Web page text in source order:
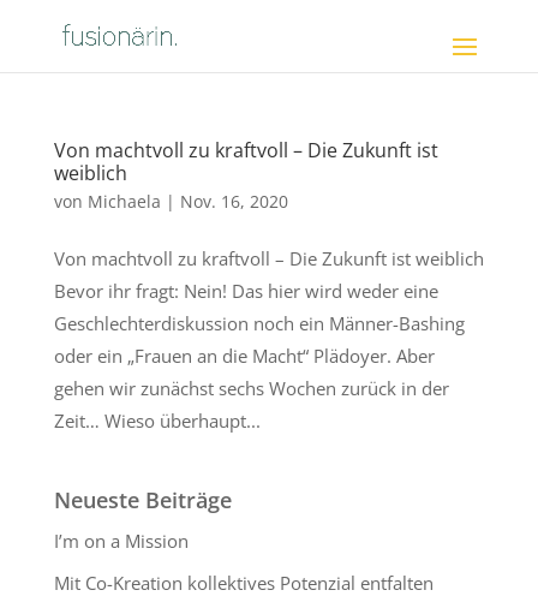
Von machtvoll zu kraftvoll – Die Zukunft ist
weiblich
von Michaela | Nov. 16, 2020
Von machtvoll zu kraftvoll – Die Zukunft ist weiblich
Bevor ihr fragt: Nein! Das hier wird weder eine
Geschlechterdiskussion noch ein Männer-Bashing
oder ein „Frauen an die Macht“ Plädoyer. Aber
gehen wir zunächst sechs Wochen zurück in der
Zeit… Wieso überhaupt...
Neueste Beiträge
I’m on a Mission
Mit Co-Kreation kollektives Potenzial entfalten